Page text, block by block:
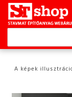
A képek